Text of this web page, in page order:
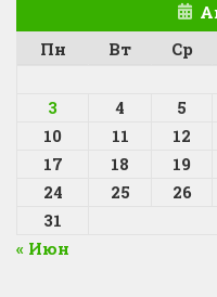
Пн
Вт Ср
3
4 5
10
11 12
17
18 19
24
25 26
31
« Июн